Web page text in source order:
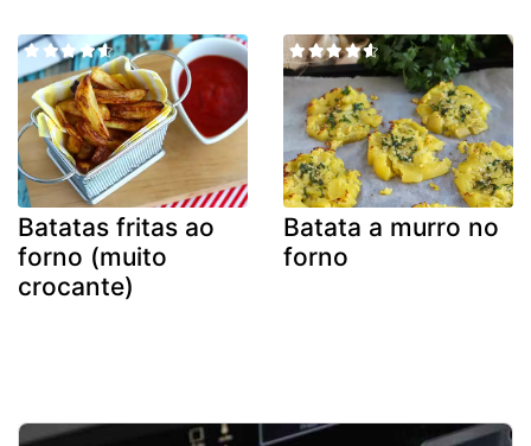
Batatas fritas ao
forno (muito
crocante)
Batata a murro no
forno